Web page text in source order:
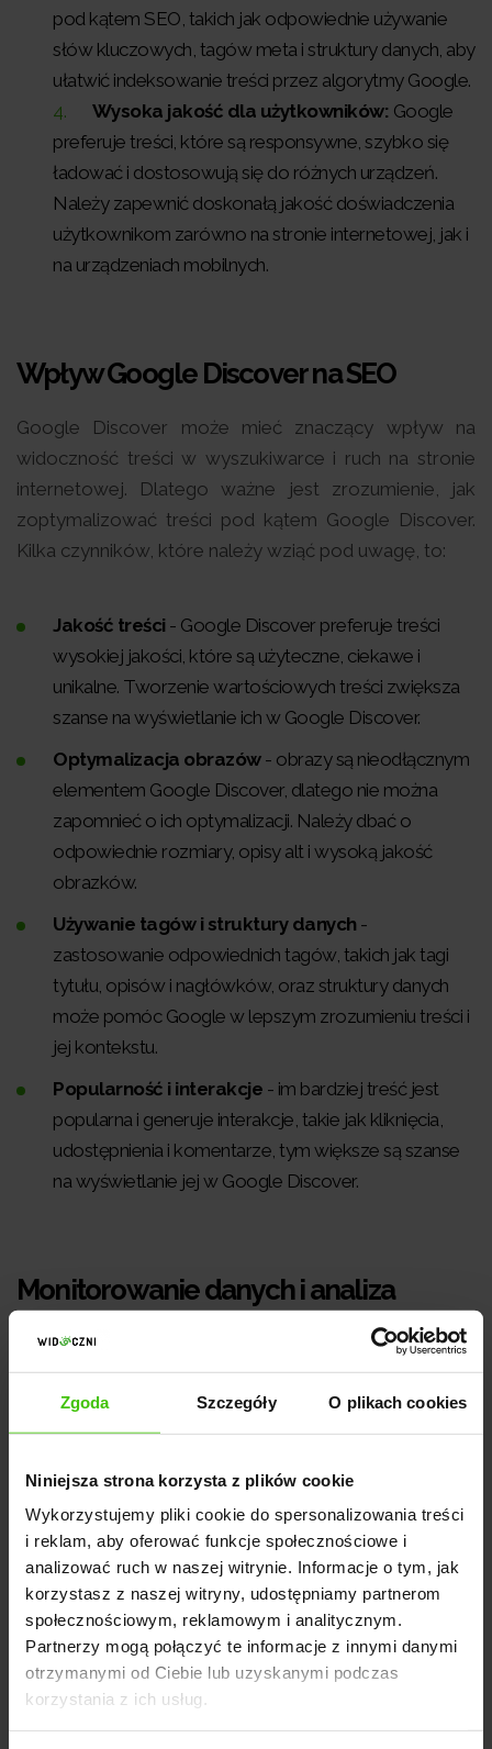
Zgoda Szczegóły O plikach cookies
Niniejsza strona korzysta z plików cookie
Wykorzystujemy pliki cookie do spersonalizowania treści
i reklam, aby oferować funkcje społecznościowe i
analizować ruch w naszej witrynie. Informacje o tym, jak
korzystasz z naszej witryny, udostępniamy partnerom
społecznościowym, reklamowym i analitycznym.
Partnerzy mogą połączyć te informacje z innymi danymi
otrzymanymi od Ciebie lub uzyskanymi podczas
korzystania z ich usług.
pod kątem SEO, takich jak odpowiednie używanie
słów kluczowych, tagów meta i struktury danych, aby
ułatwić indeksowanie treści przez algorytmy Google.
Wysoka jakość dla użytkowników: Google
preferuje treści, które są responsywne, szybko się
ładować i dostosowują się do różnych urządzeń.
Należy zapewnić doskonałą jakość doświadczenia
użytkownikom zarówno na stronie internetowej, jak i
na urządzeniach mobilnych.
Wpływ Google Discover na SEO
Google Discover może mieć znaczący wpływ na
widoczność treści w wyszukiwarce i ruch na stronie
internetowej. Dlatego ważne jest zrozumienie, jak
zoptymalizować treści pod kątem Google Discover.
Kilka czynników, które należy wziąć pod uwagę, to:
Jakość treści - Google Discover preferuje treści
wysokiej jakości, które są użyteczne, ciekawe i
unikalne. Tworzenie wartościowych treści zwiększa
szanse na wyświetlanie ich w Google Discover.
Optymalizacja obrazów- obrazy są nieodłącznym
elementem Google Discover, dlatego nie można
zapomnieć o ich optymalizacji. Należy dbać o
odpowiednie rozmiary, opisy alt i wysoką jakość
obrazków.
Używanie tagów i struktury danych -
zastosowanie odpowiednich tagów, takich jak tagi
tytułu, opisów i nagłówków, oraz struktury danych
może pomóc Google w lepszym zrozumieniu treści i
jej kontekstu.
Popularność i interakcje - im bardziej treść jest
popularna i generuje interakcje, takie jak kliknięcia,
udostępnienia i komentarze, tym większe są szanse
na wyświetlanie jej w Google Discover.
Monitorowanie danych i analiza
Monitorowanie wyników i analiza w Google Discover
pozwala na lepsze zrozumienie zachowań
użytkowników, identyfikację trendów i optymalizację
strategii treściowej. Dzięki odpowiednim narzędziom
wydajności można skutecznie mierzyć efektywność i
osiągać lepsze rezultaty w Google Discover. W
analizie danych Google Discover należy zwrócić
uwagę przede wszystkim na:
Kluczowe wskaźniki wydajności (KPI)
kilka KPI, które można śledzić w celu oceny